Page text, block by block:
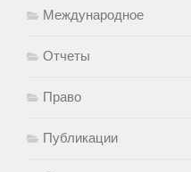
Международное
Отчеты
Право
Публикации